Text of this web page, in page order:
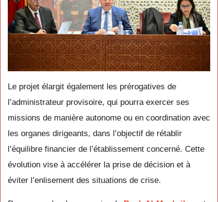
Le projet élargit également les prérogatives de
l’administrateur provisoire, qui pourra exercer ses
missions de manière autonome ou en coordination avec
les organes dirigeants, dans l’objectif de rétablir
l’équilibre financier de l’établissement concerné. Cette
évolution vise à accélérer la prise de décision et à
éviter l’enlisement des situations de crise.